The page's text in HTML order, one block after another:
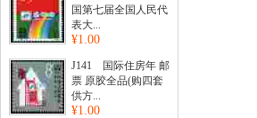
国第七届全国人民代
表大...
¥1.00
J141 国际住房年 邮
票 原胶全品(购四套
供方...
¥1.00